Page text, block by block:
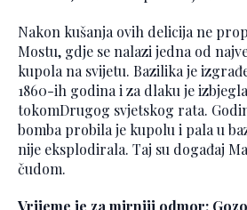
Nakon kušanja ovih delicija ne
Mostu, gdje se nalazi jedna od
kupola na svijetu. Bazilika je
1860-ih godina i za dlaku je
tokomDrugog svjetskog rata.
bomba probila je kupolu i pala u
nije eksplodirala. Taj su događaj
čudom.